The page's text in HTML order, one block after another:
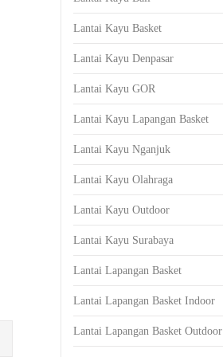
Lantai Kayu Basket
Lantai Kayu Denpasar
Lantai Kayu GOR
Lantai Kayu Lapangan Basket
Lantai Kayu Nganjuk
Lantai Kayu Olahraga
Lantai Kayu Outdoor
Lantai Kayu Surabaya
Lantai Lapangan Basket
Lantai Lapangan Basket Indoor
Lantai Lapangan Basket Outdoor